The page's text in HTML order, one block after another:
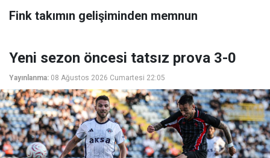
Fink takımın gelişiminden memnun
Yeni sezon öncesi tatsız prova 3-0
Yayınlanma: 08 Ağustos 2026 Cumartesi 22:05